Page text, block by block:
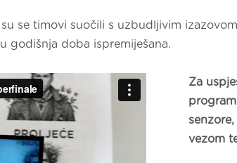
se timovi suočili s uzbudljivim
godišnja doba ispremiješana.
Za
vezom